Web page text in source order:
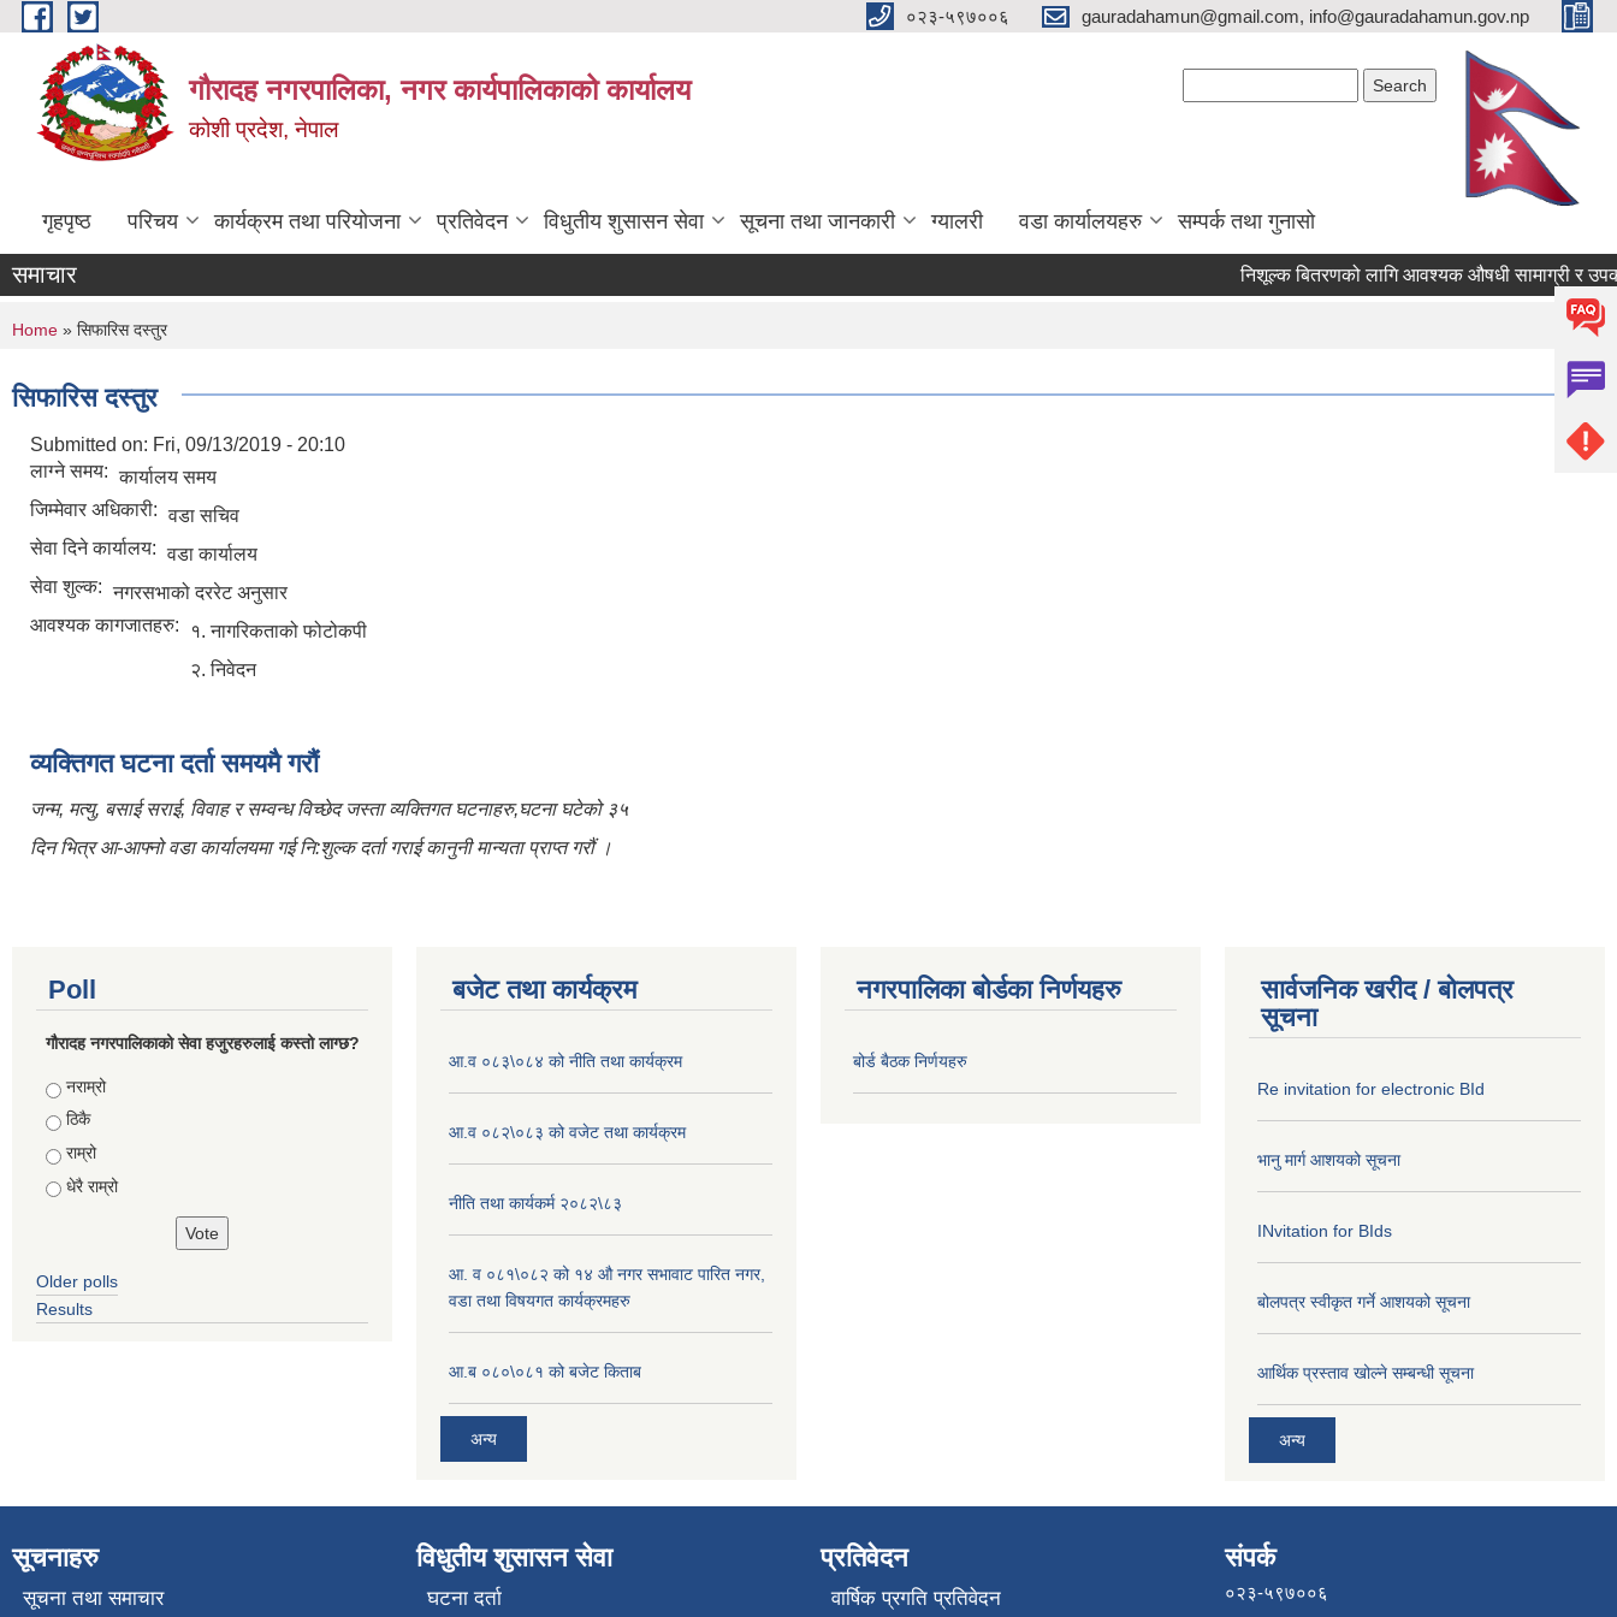
Skip to main content ०२३-५९७००६ gauradahamun@gmail.com, info@gauradahamun.gov.np
गौरादह नगरपालिका, नगर कार्यपालिकाको कार्यालय
कोशी प्रदेश, नेपाल
गृहपृष्ठ परिचय कार्यक्रम तथा परियोजना प्रतिवेदन विधुतीय शुसासन सेवा सूचना तथा जानकारी ग्यालरी वडा कार्यालयहरु सम्पर्क तथा गुनासो
समाचार निशूल्क बितरणको लागि आवश्यक ‍औषधी सामाग्री र
You are here
Home » सिफारिस दस्तुर
सिफारिस दस्तुर
Submitted on: Fri, 09/13/2019 - 20:10
लाग्ने समय: कार्यालय समय
जिम्मेवार अधिकारी: वडा सचिव
सेवा दिने कार्यालय: वडा कार्यालय
सेवा शुल्क: नगरसभाको दररेट अनुसार
आवश्यक कागजातहरु:
१. नागरिकताको फोटोकपी
२. निवेदन
व्यक्तिगत घटना दर्ता समयमै गरौं
जन्म, मत्यु, बसाई सराई, विवाह र सम्वन्ध विच्छेद जस्ता व्यक्तिगत घटनाहरु,घटना घटेको ३५
दिन भित्र आ-आफ्नो वडा कार्यालयमा गई नि:शुल्क दर्ता गराई कानुनी मान्यता प्राप्त गरौं ।
Poll
गौरादह नगरपालिकाको सेवा हजुरहरुलाई कस्तो लाग्छ?
Choices
नराम्रो
ठिकै
राम्रो
धेरै राम्रो
Older polls
Results
बजेट तथा कार्यक्रम
आ.व ०८३\०८४ को नीति तथा कार्यक्रम
आ.व ०८२\०८३ को वजेट तथा कार्यक्रम
नीति तथा कार्यकर्म २०८२\८३
आ. व ०८१\०८२ को १४ औ नगर सभावाट पारित नगर,
वडा तथा विषयगत कार्यक्रमहरु
आ.ब ०८०\०८१ को बजेट किताब
अन्य
नगरपालिका बोर्डका निर्णयहरु
बोर्ड बैठक निर्णयहरु
सार्वजनिक खरीद / बोलपत्र
सूचना
Re invitation for electronic BId
भानु मार्ग आशयको सूचना
INvitation for BIds
बोलपत्र स्वीकृत गर्ने आशयको सूचना
आर्थिक प्रस्ताव खोल्ने सम्बन्धी सूचना
अन्य
सूचनाहरु
सूचना तथा समाचार
विधुतीय शुसासन सेवा
घटना दर्ता
प्रतिवेदन
वार्षिक प्रगति प्रतिवेदन
संपर्क
०२३-५९७००६